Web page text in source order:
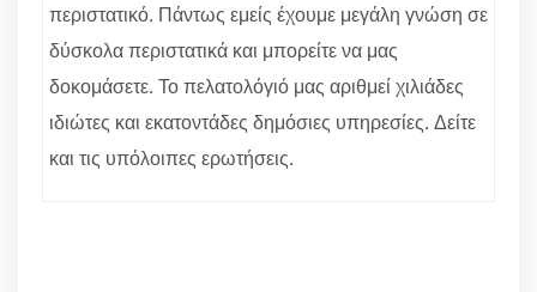
περιστατικό. Πάντως εμείς έχουμε μεγάλη γνώση σε
δύσκολα περιστατικά και μπορείτε να μας
δοκομάσετε. Το πελατολόγιό μας αριθμεί χιλιάδες
ιδιώτες και εκατοντάδες δημόσιες υπηρεσίες. Δείτε
και τις υπόλοιπες ερωτήσεις.